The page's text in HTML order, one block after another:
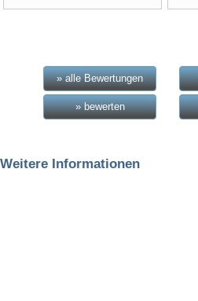
» alle Bewertungen
» bewerten
Weitere Informationen